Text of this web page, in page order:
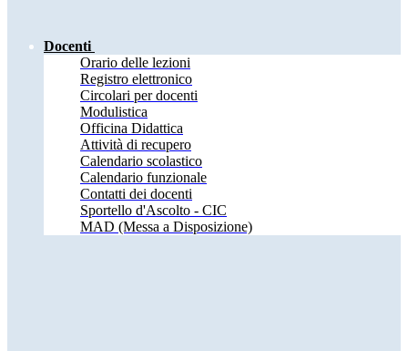
Docenti
Orario delle lezioni
Registro elettronico
Circolari per docenti
Modulistica
Officina Didattica
Attività di recupero
Calendario scolastico
Calendario funzionale
Contatti dei docenti
Sportello d'Ascolto - CIC
MAD (Messa a Disposizione)